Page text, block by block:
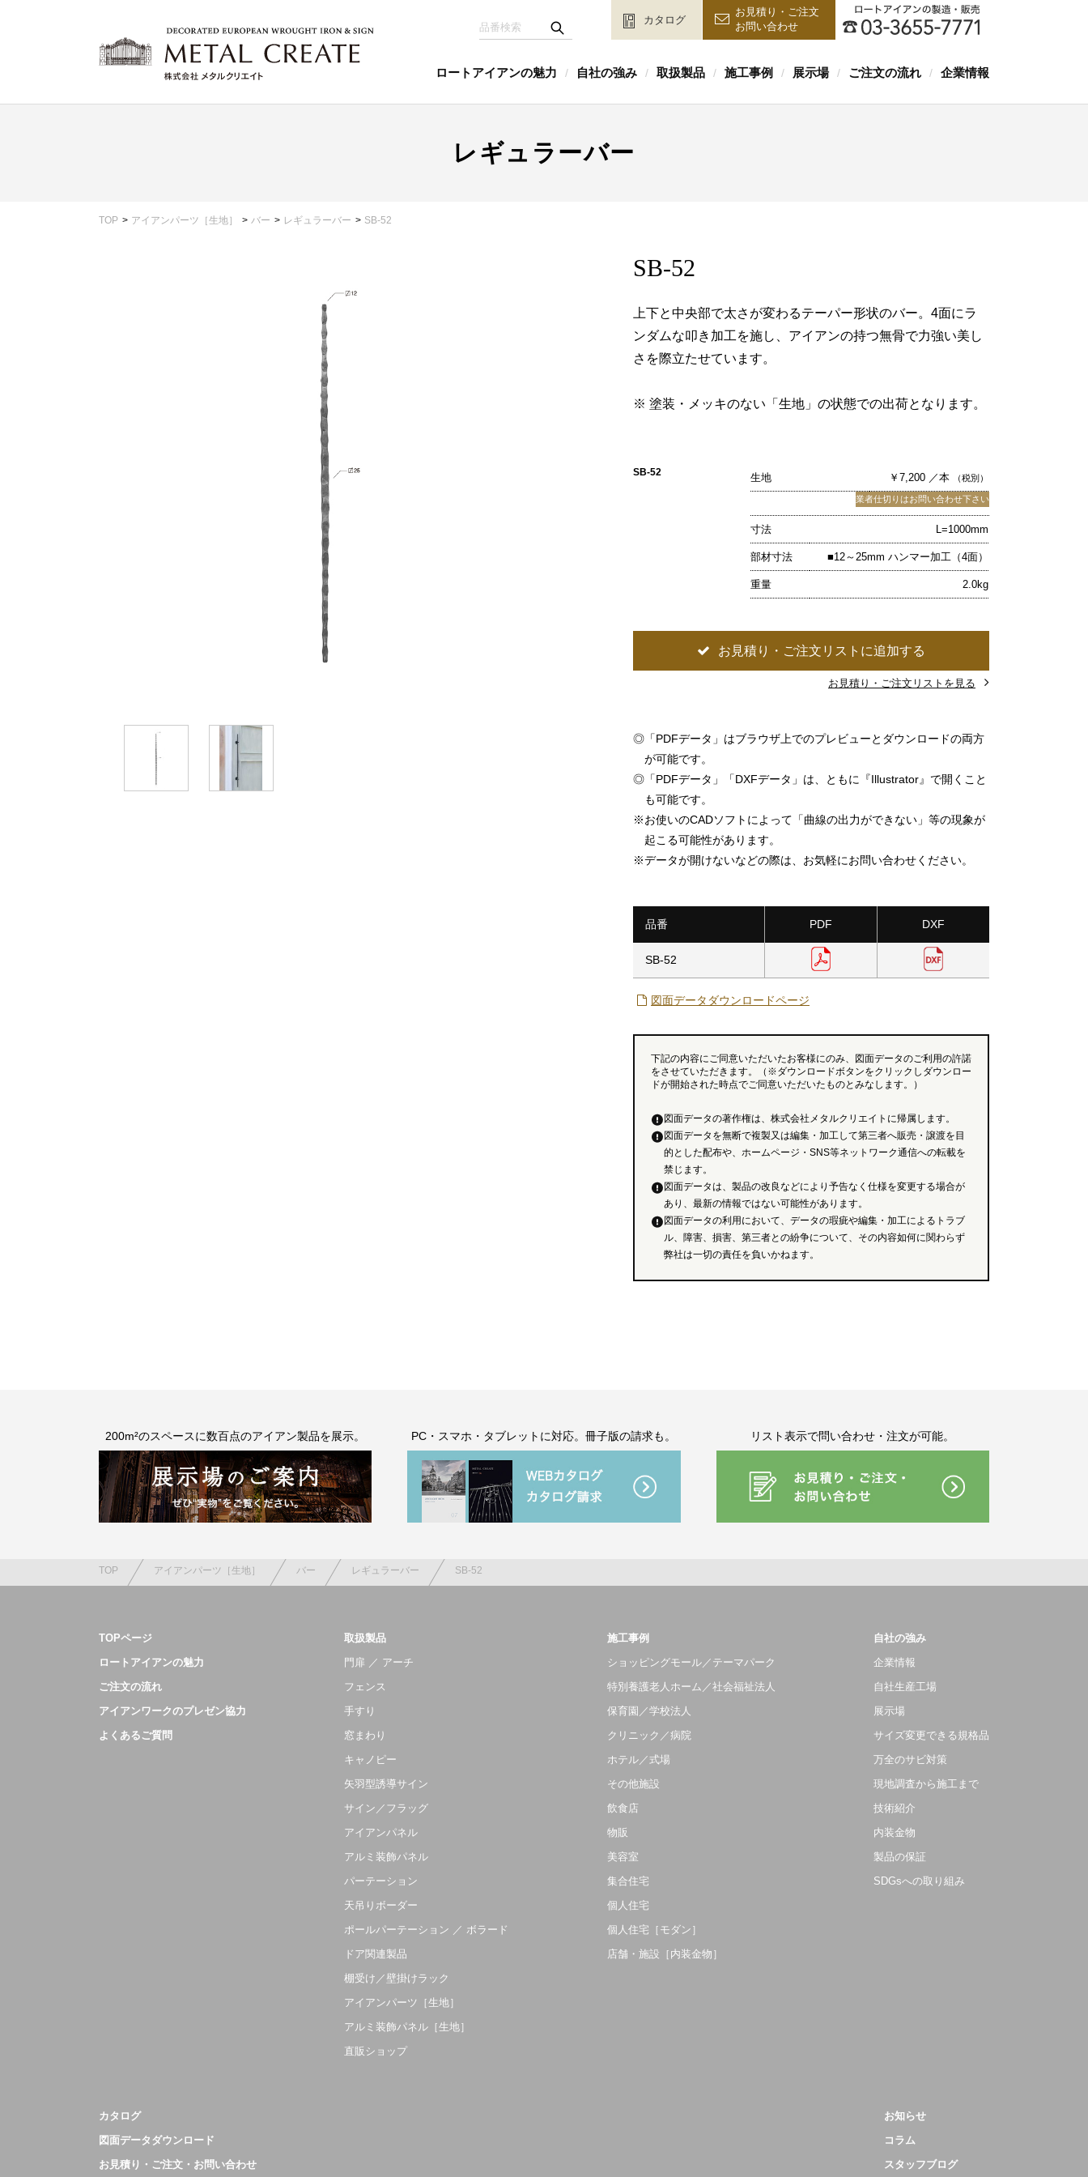
カタログ
お見積り・ご注文
お問い合わせ
ロートアイアンの魅力 / 自社の強み / 取扱製品 / 施工事例 / 展示場 / ご注文の流れ / 企業情報
レギュラーバー
TOP アイアンパーツ［生地］ バー レギュラーバー SB-52
SB-52
上下と中央部で太さが変わるテーパー形状のバー。4面にラ
ンダムな叩き加工を施し、アイアンの持つ無骨で力強い美し
さを際立たせています。
※ 塗装・メッキのない「生地」の状態での出荷となります。
SB-52 生地 ￥7,200 ／本 （税別）
業者仕切りはお問い合わせ下さい
寸法 L=1000mm
部材寸法 ■12～25mm ハンマー加工（4面）
重量 2.0kg
お見積り・ご注文リストに追加する
お見積り・ご注文リストを見る
◎ 「PDFデータ」はブラウザ上でのプレビューとダウンロードの両方
が可能です。
◎ 「PDFデータ」「DXFデータ」は、ともに『Illustrator』で開くこと
も可能です。
※お使いのCADソフトによって「曲線の出力ができない」等の現象が
起こる可能性があります。
※データが開けないなどの際は、お気軽にお問い合わせください。
品番 PDF DXF
SB-52
図面データダウンロードページ
下記の内容にご同意いただいたお客様にのみ、図面データのご利用の許諾
をさせていただきます。（※ダウンロードボタンをクリックしダウンロー
ドが開始された時点でご同意いただいたものとみなします。）
図面データの著作権は、株式会社メタルクリエイトに帰属します。
図面データを無断で複製又は編集・加工して第三者へ販売・譲渡を目
的とした配布や、ホームページ・SNS等ネットワーク通信への転載を
禁じます。
図面データは、製品の改良などにより予告なく仕様を変更する場合が
あり、最新の情報ではない可能性があります。
図面データの利用において、データの瑕疵や編集・加工によるトラブ
ル、障害、損害、第三者との紛争について、その内容如何に関わらず
弊社は一切の責任を負いかねます。
200m²のスペースに数百点のアイアン製品を展示。 PC・スマホ・タブレットに対応。冊子版の請求も。 リスト表示で問い合わせ・注文が可能。
TOP アイアンパーツ［生地］ バー レギュラーバー SB-52
TOPページ
ロートアイアンの魅力
ご注文の流れ
アイアンワークのプレゼン協力
よくあるご質問
取扱製品
門扉 ／ アーチ
フェンス
手すり
窓まわり
キャノピー
矢羽型誘導サイン
サイン／フラッグ
アイアンパネル
アルミ装飾パネル
パーテーション
天吊りボーダー
ポールパーテーション ／ ボラード
ドア関連製品
棚受け／壁掛けラック
アイアンパーツ［生地］
アルミ装飾パネル［生地］
直販ショップ
施工事例
ショッピングモール／テーマパーク
特別養護老人ホーム／社会福祉法人
保育園／学校法人
クリニック／病院
ホテル／式場
その他施設
飲食店
物販
美容室
集合住宅
個人住宅
個人住宅［モダン］
店舗・施設［内装金物］
自社の強み
企業情報
自社生産工場
展示場
サイズ変更できる規格品
万全のサビ対策
現地調査から施工まで
技術紹介
内装金物
製品の保証
SDGsへの取り組み
カタログ
図面データダウンロード
お見積り・ご注文・お問い合わせ
お知らせ
コラム
スタッフブログ